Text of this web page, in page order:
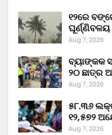
୧୨ରେ
ଘୂର୍ଣ୍ଣିବଳୟ
Aug 7, 2026
ବ୍ୟାଙ୍କକ
୨୦ ଛାତ୍ର
Aug 7, 2026
୫୮.୩୬
୧୨,୫୭୨
Aug 7, 2026